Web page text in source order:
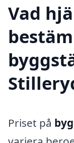
Vad
Priset på